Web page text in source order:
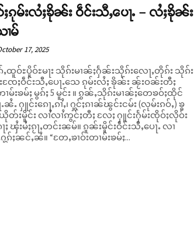
ၵုမ်းလႆႈၶိုၼ်း ဝဵင်းသီႇပေႃႉ – လႆႈၶိုၼ်း
မ်
17, 2025
ႊပိူဝ်ႊမႃး သိုၵ်းမၢၼ်ႈႁႅၼ်းသိုၵ်းလေႃႇတိုၵ်း သိုၵ်း
ၸႄႈဝဵင်းသီႇပေႃႉသေ ၵုမ်းလႆႈ ၶိုၼ်း ၼႂ်းဝၼ်းတီႈ
5 မူင်း ။ ၵွၼ်ႇသိုၵ်းမၢၼ်ႈတေၶဝ်ႈထိုင်
ႉ ႁူင်းၵေႃႇၵၢႆႇ၊ ႁွင်ႈၵၢၼ်ၽွင်းငမ်း (လုမ်းၵဝ်ႇ) ၶွ
တ်းမိူင်း လၢႆလၢႆဢွင်ႈတီႈ လႄႈ ႁူင်းႁႅမ်းၸိုဝ်ႈလိုဝ်း
တင်းၼမ်။ ၵူၼ်းမိူင်းဝဵင်းသီႇပေႃႉ လၢ
တ်ႈၼႄတီႈၽူႈတွႆႇႁွၵ်ႈၼင်ႇၼႆ။ “တႄႇၶၢဝ်းတၢမ်းၶမ်ႈ...